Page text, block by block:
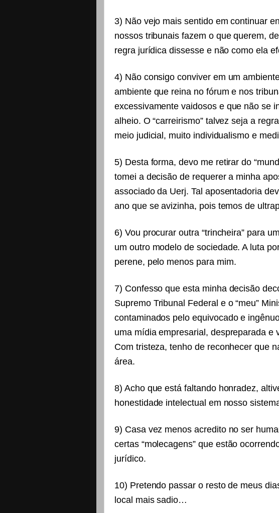
3) Não vejo mais sentido em continuar
nossos tribunais fazem o que querem,
regra jurídica dissesse e não como ela
4) Não consigo conviver em um
ambiente que reina no fórum e nos
excessivamente vaidosos e que não se
alheio. O “carreirismo” talvez seja a
meio judicial, muito individualismo e
5) Desta forma, devo me retirar do
tomei a decisão de requerer a minha
associado da Uerj. Tal aposentadoria
ano que se avizinha, pois temos de
6) Vou procurar outra “trincheira” para
um outro modelo de sociedade. A luta
perene, pelo menos para mim.
7) Confesso que esta minha decisão
Supremo Tribunal Federal e o “meu”
contaminados pelo equivocado e
uma mídia empresarial, despreparada e
Com tristeza, tenho de reconhecer que
área.
8) Acho que está faltando honradez,
honestidade intelectual em nosso
9) Casa vez menos acredito no ser
certas “molecagens” que estão
jurídico.
10) Pretendo passar o resto de meus
local mais sadio…